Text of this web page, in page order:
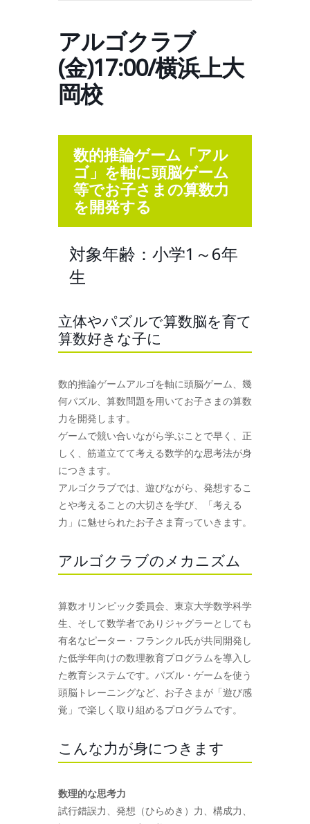
アルゴクラブ
(金)17:00/横浜上大
岡校
数的推論ゲーム「アル
ゴ」を軸に頭脳ゲーム
等でお子さまの算数力
を開発する
対象年齢：小学1～6年
生
立体やパズルで算数脳を育て
算数好きな子に
数的推論ゲームアルゴを軸に頭脳ゲーム、幾
何パズル、算数問題を用いてお子さまの算数
力を開発します。
ゲームで競い合いながら学ぶことで早く、正
しく、筋道立てて考える数学的な思考法が身
につきます。
アルゴクラブでは、遊びながら、発想するこ
とや考えることの大切さを学び、「考える
力」に魅せられたお子さま育っていきます。
アルゴクラブのメカニズム
算数オリンピック委員会、東京大学数学科学
生、そして数学者でありジャグラーとしても
有名なピーター・フランクル氏が共同開発し
た低学年向けの数理教育プログラムを導入し
た教育システムです。パズル・ゲームを使う
頭脳トレーニングなど、お子さまが「遊び感
覚」で楽しく取り組めるプログラムです。
こんな力が身につきます
数理的な思考力
試行錯誤力、発想（ひらめき）力、構成力、